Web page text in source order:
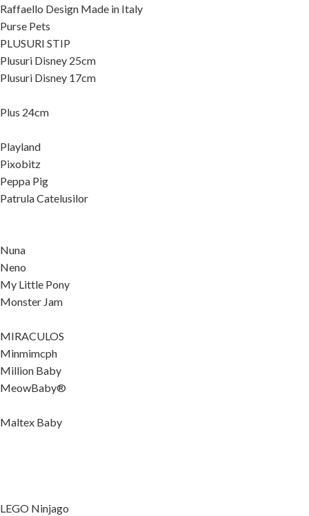
Raffaello Design Made in Italy
Purse Pets
PLUSURI STIP
Plusuri Disney 25cm
Plusuri Disney 17cm
Plus 24cm
Playland
Pixobitz
Peppa Pig
Patrula Catelusilor
Nuna
Neno
My Little Pony
Monster Jam
MIRACULOS
Minmimcph
Million Baby
MeowBaby®
Maltex Baby
LEGO Ninjago